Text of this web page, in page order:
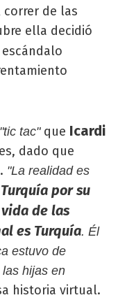
de las
ella decidió
"tic tac"que Icardi
dado que
"La realidad es
por su
de las
es Turquía. Él
estuvo de
hijas en
historia virtual.